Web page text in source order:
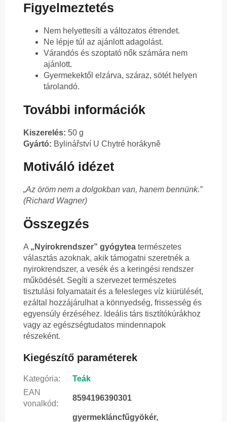
Figyelmeztetés
Nem helyettesíti a változatos étrendet.
Ne lépje túl az ajánlott adagolást.
Várandós és szoptató nők számára nem
ajánlott.
Gyermekektől elzárva, száraz, sötét helyen
tárolandó.
További információk
Kiszerelés: 50 g
Gyártó: Bylinářství U Chytré horákyně
Motiváló idézet
„Az öröm nem a dolgokban van, hanem bennünk.”
(Richard Wagner)
Összegzés
A „Nyirokrendszer” gyógytea természetes
választás azoknak, akik támogatni szeretnék a
nyirokrendszer, a vesék és a keringési rendszer
működését. Segíti a szervezet természetes
tisztulási folyamatait és a felesleges víz kiürülését,
ezáltal hozzájárulhat a könnyedség, frissesség és
egyensúly érzéséhez. Ideális társ tisztítókúrákhoz
vagy az egészségtudatos mindennapok
részeként.
Kiegészítő paraméterek
Kategória:
Teák
EAN
vonalkód:
8594196390301
gyermekláncfűgyökér,